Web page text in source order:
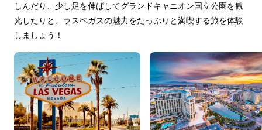
しんだり、少し足を伸ばしてグランドキャニオン国立公園を観
光したりと、ラスベガスの魅力をたっぷりと満喫する旅を体験
しましょう！